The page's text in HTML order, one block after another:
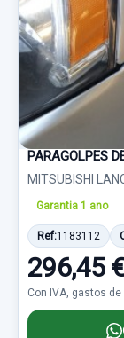
PARAGOLPES
MITSUBISHI
Garantia 1 ano
Ref:1183112
296,45
Con IVA, gastos